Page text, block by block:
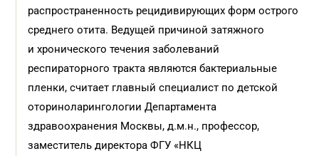
распространенность рецидивирующих форм острого
среднего отита. Ведущей причиной затяжного
и хронического течения заболеваний
респираторного тракта являются бактериальные
пленки, считает главный специалист по детской
оториноларингологии Департамента
здравоохранения Москвы, д.м.н., профессор,
заместитель директора ФГУ «НКЦ